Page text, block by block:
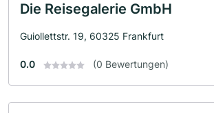
Die Reisegalerie GmbH
Guiollettstr. 19, 60325 Frankfurt
0.0 (0 Bewertungen)